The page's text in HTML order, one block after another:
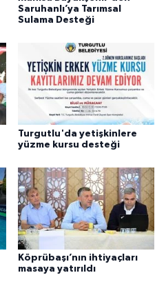
Saruhanlı’ya Tarımsal
Sulama Desteği
Turgutlu'da yetişkinlere
yüzme kursu desteği
Köprübaşı’nın ihtiyaçları
masaya yatırıldı